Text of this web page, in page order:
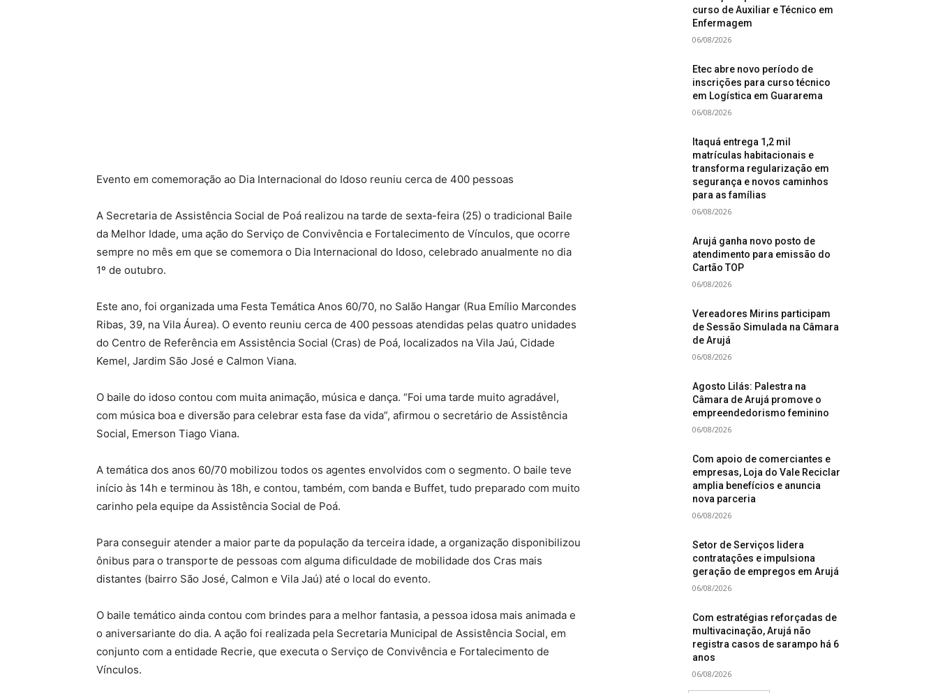
Evento em comemoração ao Dia Internacional do Idoso reuniu cerca de 400 pessoas
A Secretaria de Assistência Social de Poá realizou na tarde de sexta-feira (25) o tradicional Baile
da Melhor Idade, uma ação do Serviço de Convivência e Fortalecimento de Vínculos, que ocorre
sempre no mês em que se comemora o Dia Internacional do Idoso, celebrado anualmente no dia
1º de outubro.
Este ano, foi organizada uma Festa Temática Anos 60/70, no Salão Hangar (Rua Emílio Marcondes
Ribas, 39, na Vila Áurea). O evento reuniu cerca de 400 pessoas atendidas pelas quatro unidades
do Centro de Referência em Assistência Social (Cras) de Poá, localizados na Vila Jaú, Cidade
Kemel, Jardim São José e Calmon Viana.
O baile do idoso contou com muita animação, música e dança. “Foi uma tarde muito agradável,
com música boa e diversão para celebrar esta fase da vida”, afirmou o secretário de Assistência
Social, Emerson Tiago Viana.
A temática dos anos 60/70 mobilizou todos os agentes envolvidos com o segmento. O baile teve
início às 14h e terminou às 18h, e contou, também, com banda e Buffet, tudo preparado com muito
carinho pela equipe da Assistência Social de Poá.
Para conseguir atender a maior parte da população da terceira idade, a organização disponibilizou
ônibus para o transporte de pessoas com alguma dificuldade de mobilidade dos Cras mais
distantes (bairro São José, Calmon e Vila Jaú) até o local do evento.
O baile temático ainda contou com brindes para a melhor fantasia, a pessoa idosa mais animada e
o aniversariante do dia. A ação foi realizada pela Secretaria Municipal de Assistência Social, em
conjunto com a entidade Recrie, que executa o Serviço de Convivência e Fortalecimento de
Vínculos.
curso de Auxiliar e Técnico em
Enfermagem
06/08/2026
Etec abre novo período de
inscrições para curso técnico
em Logística em Guararema
06/08/2026
Itaquá entrega 1,2 mil
matrículas habitacionais e
transforma regularização em
segurança e novos caminhos
para as famílias
06/08/2026
Arujá ganha novo posto de
atendimento para emissão do
Cartão TOP
06/08/2026
Vereadores Mirins participam
de Sessão Simulada na Câmara
de Arujá
06/08/2026
Agosto Lilás: Palestra na
Câmara de Arujá promove o
empreendedorismo feminino
06/08/2026
Com apoio de comerciantes e
empresas, Loja do Vale Reciclar
amplia benefícios e anuncia
nova parceria
06/08/2026
Setor de Serviços lidera
contratações e impulsiona
geração de empregos em Arujá
06/08/2026
Com estratégias reforçadas de
multivacinação, Arujá não
registra casos de sarampo há 6
anos
06/08/2026